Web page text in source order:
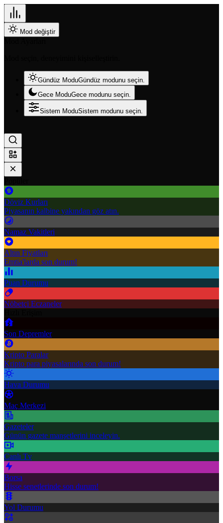
Mod değiştir
Gündüz ModuGündüz modunu seçin.
Gece ModuGece modunu seçin.
Sistem ModuSistem modunu seçin.
Döviz Kurları
Piyasanın kalbine yakından göz atın.
Namaz Vakitleri
Altın Fiyatları
Emtia'larda son durum!
Puan Durumu
Nöbetçi Eczaneler
Son Depremler
Kripto Paralar
Kripto para piyasalarında son durum!
Hava Durumu
Maç Merkezi
Gazeteler
Günün gazete manşetlerini inceleyin.
Canlı Tv
Borsa
Hisse senetlerinde son durum!
Yol Durumu